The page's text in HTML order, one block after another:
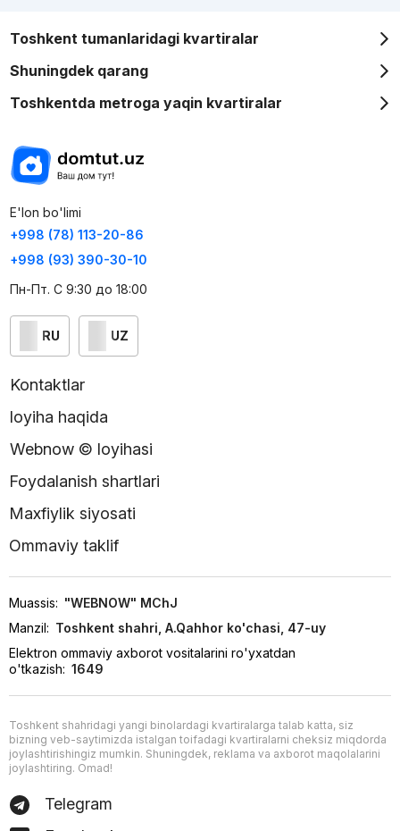
Toshkent tumanlaridagi kvartiralar
Shuningdek qarang
Toshkentda metroga yaqin kvartiralar
E'lon bo'limi
+998 (78) 113-20-86
+998 (93) 390-30-10
Пн-Пт. С 9:30 до 18:00
RU UZ
Kontaktlar
loyiha haqida
Webnow © loyihasi
Foydalanish shartlari
Maxfiylik siyosati
Ommaviy taklif
Muassis: "WEBNOW" MChJ
Manzil: Toshkent shahri, A.Qahhor ko'chasi, 47-uy
Elektron ommaviy axborot vositalarini ro'yxatdan
o'tkazish: 1649
Toshkent shahridagi yangi binolardagi kvartiralarga talab katta, siz
bizning veb-saytimizda istalgan toifadagi kvartiralarni cheksiz miqdorda
joylashtirishingiz mumkin. Shuningdek, reklama va axborot maqolalarini
joylashtiring. Omad!
Telegram